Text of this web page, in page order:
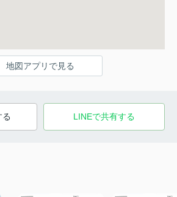
地図アプリで見る
る LINEで共有する